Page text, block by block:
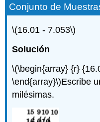
Conjunto de
\(16.01 - 7.053\)
Solución
\(\begin{array} {r}
\end{array}\)Escribe
milésimas.